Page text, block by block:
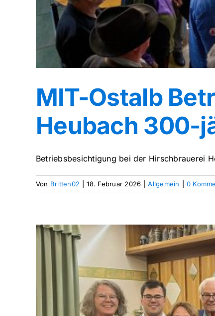
MIT-Ostalb
Heubach 300-
Betriebsbesichtigung bei der Hirschbrauerei
Von Britten02 18. Februar 2026 Allgemein 0